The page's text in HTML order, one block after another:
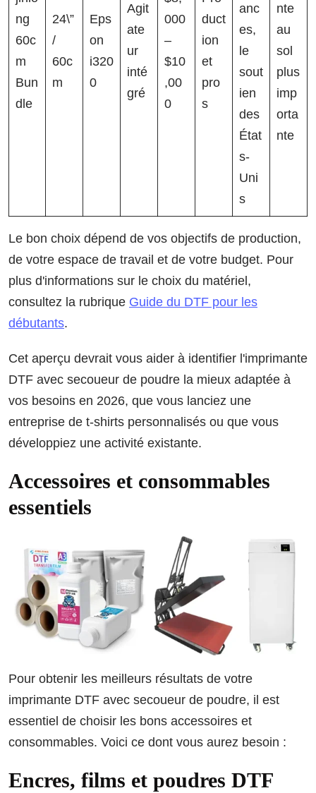
ng
60c
m
Bun
dle
24\”
/
60c
m
Eps
on
i320
0
Agit
ate
ur
inté
gré
000
–
$10
,00
0
duct
ion
et
pro
s
anc
es,
le
sout
ien
des
État
s-
Uni
s
nte
au
sol
plus
imp
orta
nte
Le bon choix dépend de vos objectifs de production,
de votre espace de travail et de votre budget. Pour
plus d'informations sur le choix du matériel,
consultez la rubrique Guide du DTF pour les
débutants.
Cet aperçu devrait vous aider à identifier l'imprimante
DTF avec secoueur de poudre la mieux adaptée à
vos besoins en 2026, que vous lanciez une
entreprise de t-shirts personnalisés ou que vous
développiez une activité existante.
Accessoires et consommables
essentiels
Pour obtenir les meilleurs résultats de votre
imprimante DTF avec secoueur de poudre, il est
essentiel de choisir les bons accessoires et
consommables. Voici ce dont vous aurez besoin :
Encres, films et poudres DTF